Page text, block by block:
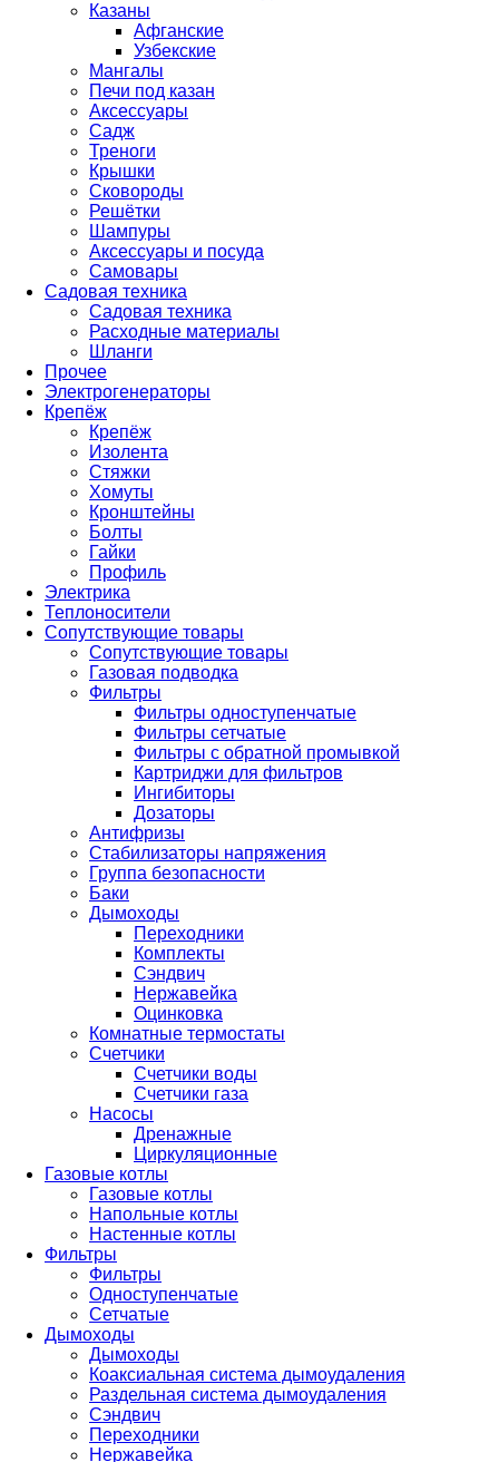
Казаны
Афганские
Узбекские
Мангалы
Печи под казан
Аксессуары
Садж
Треноги
Крышки
Сковороды
Решётки
Шампуры
Аксессуары и посуда
Самовары
Садовая техника
Садовая техника
Расходные материалы
Шланги
Прочее
Электрогенераторы
Крепёж
Крепёж
Изолента
Стяжки
Хомуты
Кронштейны
Болты
Гайки
Профиль
Электрика
Теплоносители
Сопутствующие товары
Сопутствующие товары
Газовая подводка
Фильтры
Фильтры одноступенчатые
Фильтры сетчатые
Фильтры с обратной промывкой
Картриджи для фильтров
Ингибиторы
Дозаторы
Антифризы
Стабилизаторы напряжения
Группа безопасности
Баки
Дымоходы
Переходники
Комплекты
Сэндвич
Нержавейка
Оцинковка
Комнатные термостаты
Счетчики
Счетчики воды
Счетчики газа
Насосы
Дренажные
Циркуляционные
Газовые котлы
Газовые котлы
Напольные котлы
Настенные котлы
Фильтры
Фильтры
Одноступенчатые
Сетчатые
Дымоходы
Дымоходы
Коаксиальная система дымоудаления
Раздельная система дымоудаления
Сэндвич
Переходники
Нержавейка